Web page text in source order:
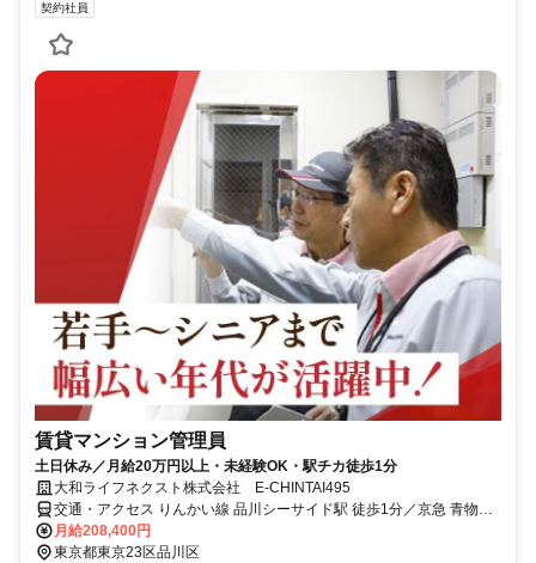
契約社員
賃貸マンション管理員
土日休み／月給20万円以上・未経験OK・駅チカ徒歩1分
大和ライフネクスト株式会社 E-CHINTAI495
交通・アクセス りんかい線 品川シーサイド駅 徒歩1分／京急 青物横
丁駅 徒歩12分
月給208,400円
東京都東京23区品川区